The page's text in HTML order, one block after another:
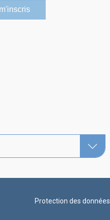
Protection des données